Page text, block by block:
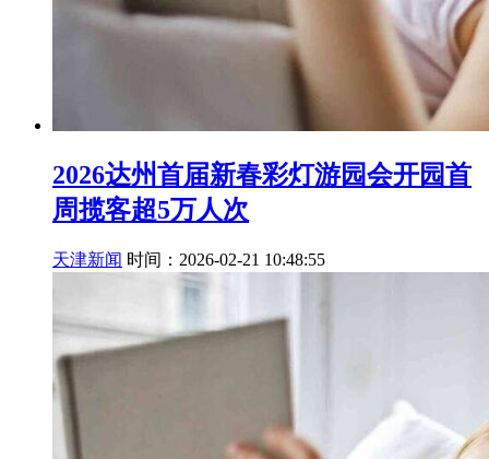
2026达州首届新春彩灯游园会开园首
周揽客超5万人次
天津新闻 时间：2026-02-21 10:48:55